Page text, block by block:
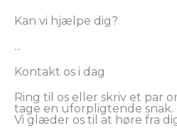
Kan vi hjælpe dig?
...
Kontakt os i dag
Ring til os eller skriv et par
tage en uforpligtende snak.
Vi glæder os til at høre fra